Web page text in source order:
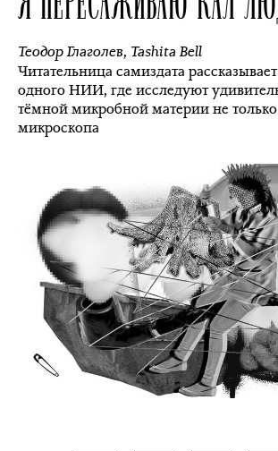
Теодор Глаголев, Tashita Bell
Читательница самиздата
одного НИИ, где исследуют
тёмной микробной материи не
микроскопа